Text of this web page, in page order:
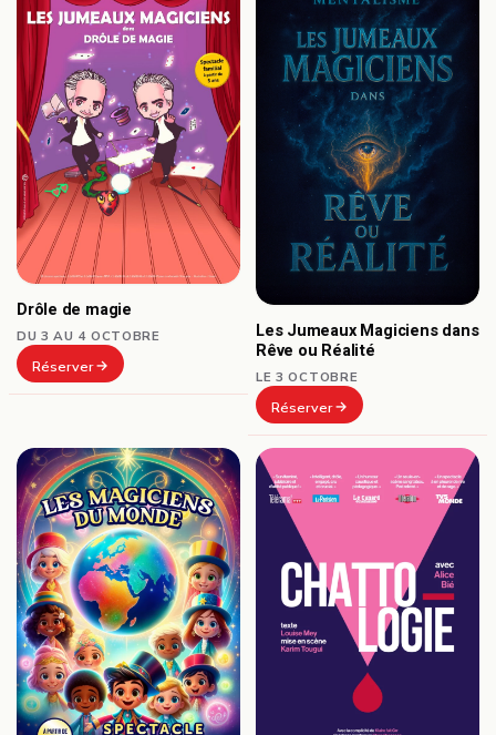
Drôle de magie
DU 3 AU 4 OCTOBRE
Réserver
Les Jumeaux Magiciens dans
Rêve ou Réalité
LE 3 OCTOBRE
Réserver